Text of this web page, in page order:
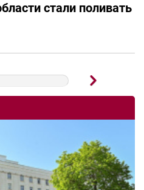
стали поливать